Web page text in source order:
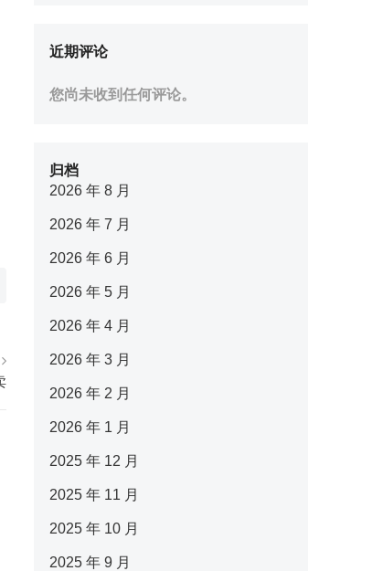
近期评论
您尚未收到任何评论。
归档
2026 年 8 月
2026 年 7 月
2026 年 6 月
2026 年 5 月
2026 年 4 月
2026 年 3 月
2026 年 2 月
2026 年 1 月
2025 年 12 月
2025 年 11 月
2025 年 10 月
2025 年 9 月